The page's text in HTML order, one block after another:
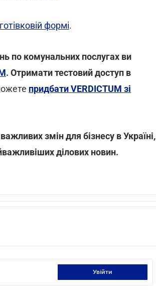
формі.
по комунальних послугах ви
. Отримати тестовий доступ в
придбати VERDICTUM зі
змін для бізнесу в Україні,
ділових новин.
увійти